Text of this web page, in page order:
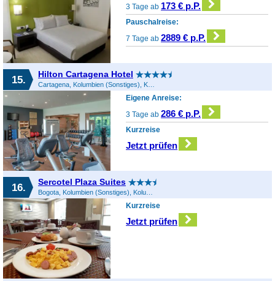
3 Tage ab 173 € p.P.
Pauschalreise:
7 Tage ab2889 € p.P.
15. Hilton Cartagena Hotel
Cartagena, Kolumbien (Sonstiges), Kolumbien
Eigene Anreise:
3 Tage ab286 € p.P.
Kurzreise
Jetzt prüfen
16. Sercotel Plaza Suites
Bogota, Kolumbien (Sonstiges), Kolumbien
Kurzreise
Jetzt prüfen